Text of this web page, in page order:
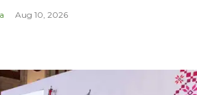
Aug 10, 2026